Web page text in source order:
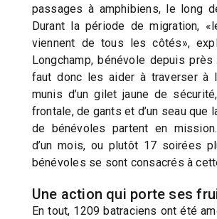
passages à amphibiens, le long
Durant la période de migration,
viennent de tous les côtés»,
Longchamp, bénévole depuis
faut donc les aider à traverser à
munis d’un gilet jaune de
frontale, de gants et d’un seau que
de bénévoles partent en
d’un mois, ou plutôt 17 soirées
bénévoles se sont consacrés à
Une action qui porte ses
En tout, 1209 batraciens ont été